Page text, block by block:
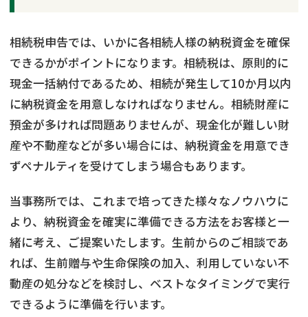
相続税申告では、いかに各相続人様の納税資金を確保
できるかがポイントになります。相続税は、原則的に
現金一括納付であるため、相続が発生して10か月以内
に納税資金を用意しなければなりません。相続財産に
預金が多ければ問題ありませんが、現金化が難しい財
産や不動産などが多い場合には、納税資金を用意でき
ずペナルティを受けてしまう場合もあります。
当事務所では、これまで培ってきた様々なノウハウに
より、納税資金を確実に準備できる方法をお客様と一
緒に考え、ご提案いたします。生前からのご相談であ
れば、生前贈与や生命保険の加入、利用していない不
動産の処分などを検討し、ベストなタイミングで実行
できるように準備を行います。